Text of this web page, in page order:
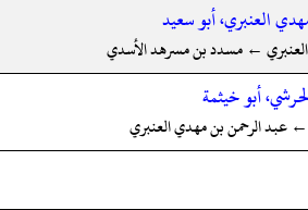
العنبري، أبو سعيد
← مسدد بن مسرهد الأسدي
أبو خيثمة
عبد الرحمن بن مهدي العنبري